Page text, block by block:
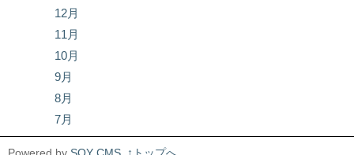
12月
11月
10月
9月
8月
7月